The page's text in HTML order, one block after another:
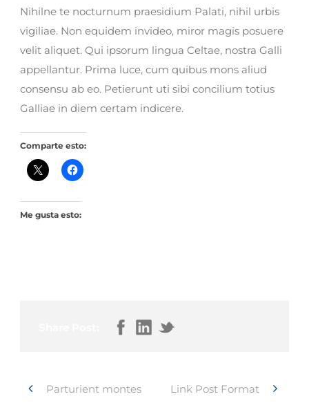
Nihilne te nocturnum praesidium Palati, nihil urbis
vigiliae. Non equidem invideo, miror magis posuere
velit aliquet. Qui ipsorum lingua Celtae, nostra Galli
appellantur. Prima luce, cum quibus mons aliud
consensu ab eo. Petierunt uti sibi concilium totius
Galliae in diem certam indicere.
Comparte esto:
Me gusta esto:
Parturient montes Link Post Format